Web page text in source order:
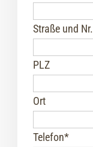
Straße und Nr.
PLZ
Ort
Telefon*